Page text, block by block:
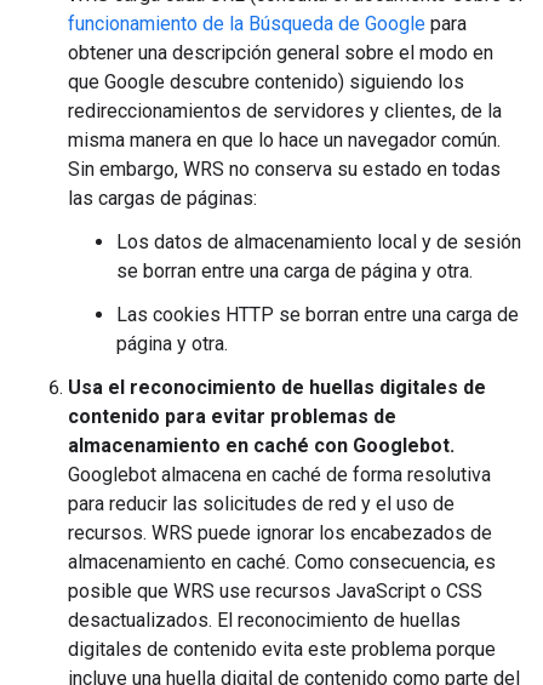
funcionamiento de la Búsqueda de Google para
obtener una descripción general sobre el modo en
que Google descubre contenido) siguiendo los
redireccionamientos de servidores y clientes, de la
misma manera en que lo hace un navegador común.
Sin embargo, WRS no conserva su estado en todas
las cargas de páginas:
Los datos de almacenamiento local y de sesión
se borran entre una carga de página y otra.
Las cookies HTTP se borran entre una carga de
página y otra.
Usa el reconocimiento de huellas digitales de
contenido para evitar problemas de
almacenamiento en caché con Googlebot.
Googlebot almacena en caché de forma resolutiva
para reducir las solicitudes de red y el uso de
recursos. WRS puede ignorar los encabezados de
almacenamiento en caché. Como consecuencia, es
posible que WRS use recursos JavaScript o CSS
desactualizados. El reconocimiento de huellas
digitales de contenido evita este problema porque
incluye una huella digital de contenido como parte del